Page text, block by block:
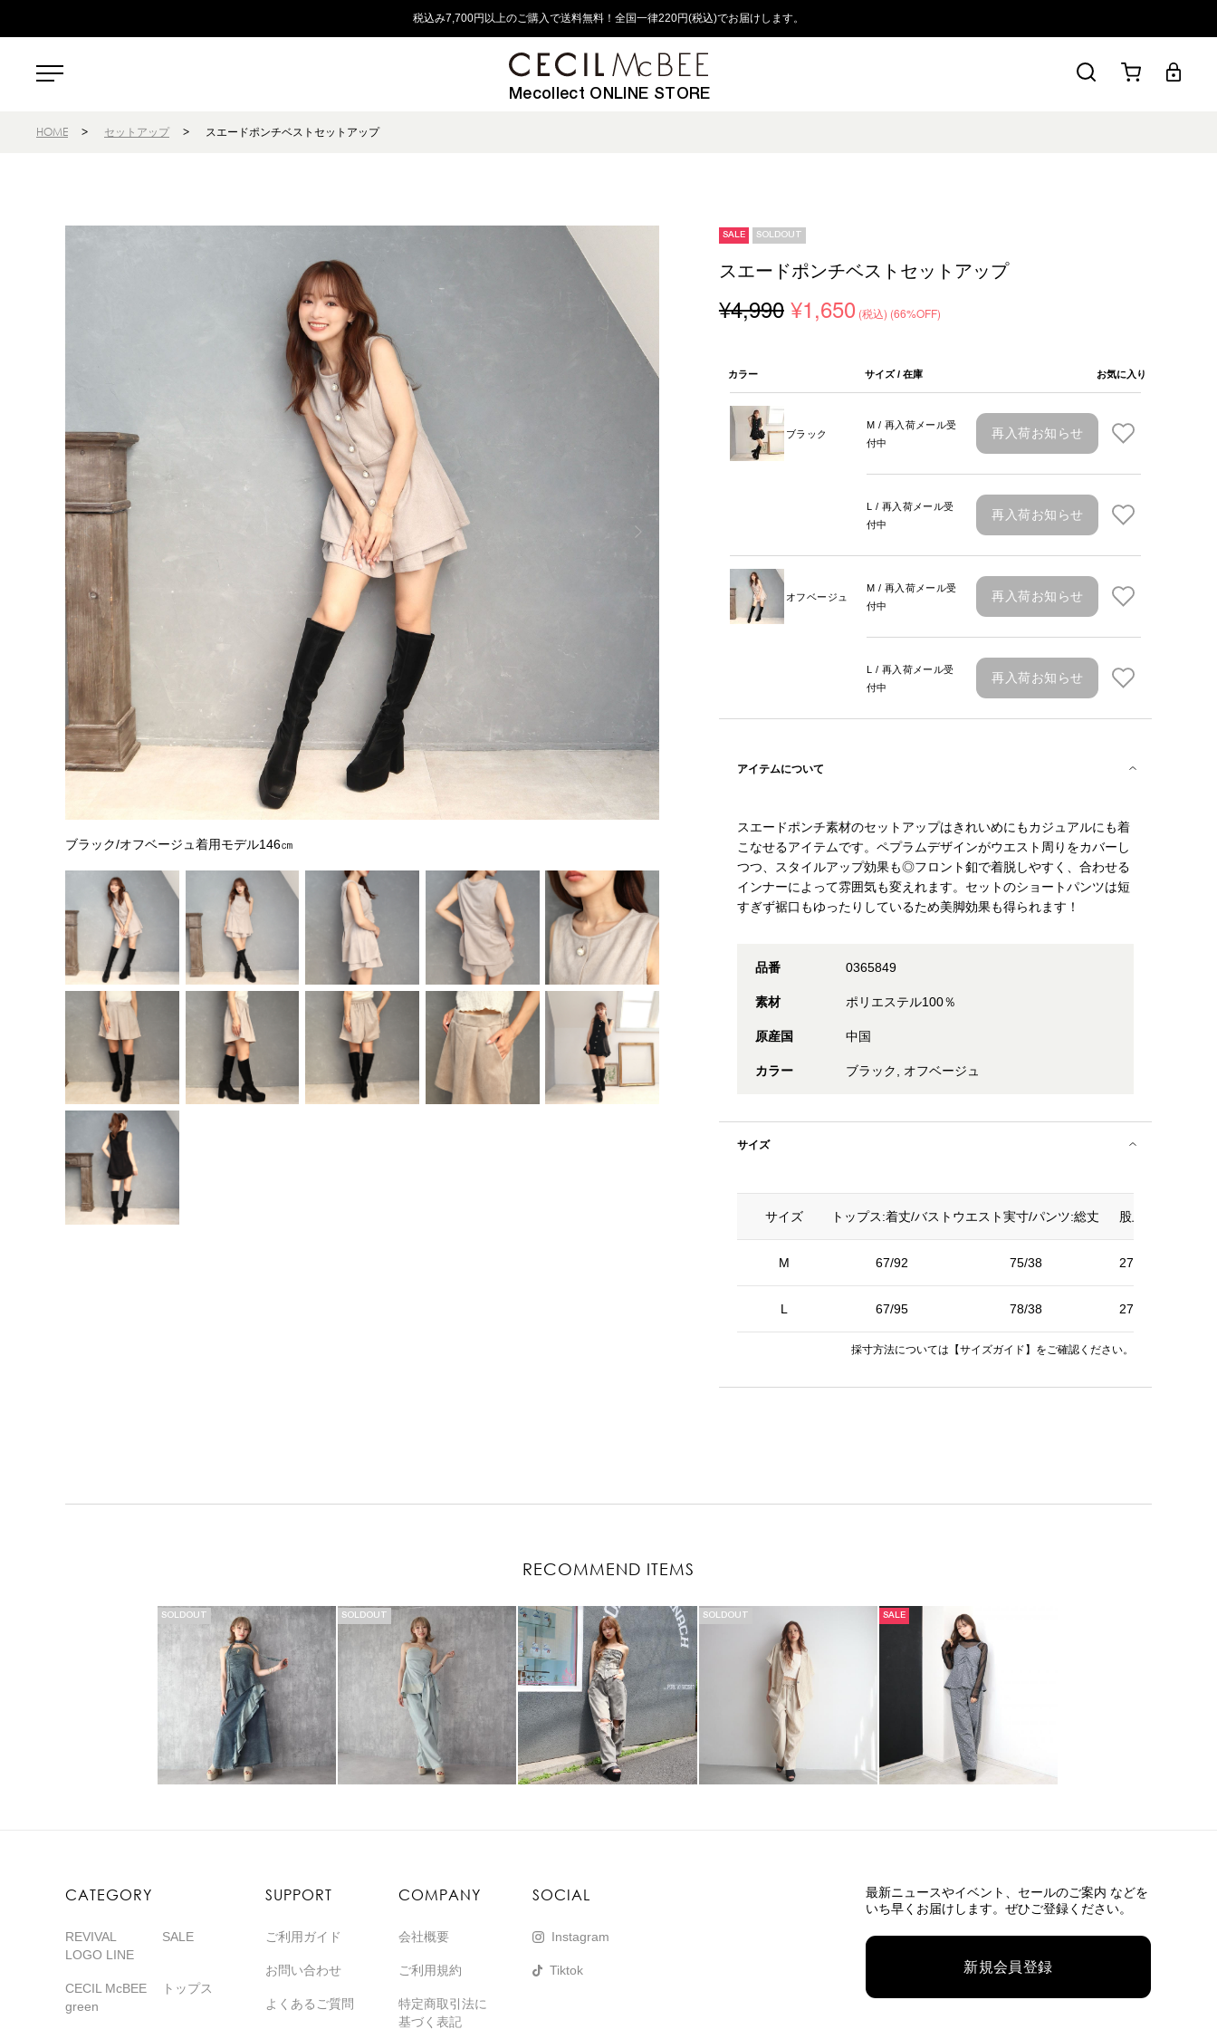
税込み7,700円以上のご購入で送料無料！全国一律220円(税込)でお届けします。
Mecollect ONLINE STORE
HOME > セットアップ > スエードポンチベストセットアップ
ブラック/オフベージュ着用モデル146㎝
SALE SOLDOUT
スエードポンチベストセットアップ
¥4,990 ¥1,650 (税込) (66%OFF)
カラー サイズ / 在庫 お気に入り
ブラック
M / 再入荷メール受
付中
再入荷お知らせ
L / 再入荷メール受
付中
再入荷お知らせ
オフベージュ
M / 再入荷メール受
付中
再入荷お知らせ
L / 再入荷メール受
付中
再入荷お知らせ
アイテムについて
スエードポンチ素材のセットアップはきれいめにもカジュアルにも着
こなせるアイテムです。ペプラムデザインがウエスト周りをカバーし
つつ、スタイルアップ効果も◎フロント釦で着脱しやすく、合わせる
インナーによって雰囲気も変えれます。セットのショートパンツは短
すぎず裾口もゆったりしているため美脚効果も得られます！
品番 0365849
素材 ポリエステル100％
原産国 中国
カラー ブラック, オフベージュ
サイズ
サイズ
M
L
トップス:着丈/バスト ウエスト実寸/パンツ:総丈 股上/股下
67/92 75/38 27.5/10.5
67/95 78/38 27.5/10.5
採寸方法については 【サイズガイド】 をご確認ください。
RECOMMEND ITEMS
SOLDOUT SOLDOUT SOLDOUT SALE
CATEGORY
REVIVAL
LOGO LINE
SALE
CECIL McBEE
green
トップス
SUPPORT
ご利用ガイド
お問い合わせ
よくあるご質問
COMPANY
会社概要
ご利用規約
特定商取引法に
基づく表記
SOCIAL
Instagram
Tiktok
最新ニュースやイベント、 セールのご案内 などを
いち早くお届けします。ぜひご登録ください。
新規会員登録